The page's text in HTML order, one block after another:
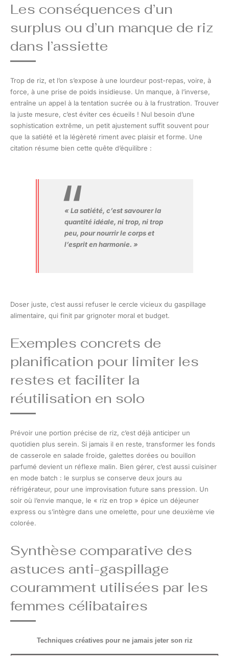
Les conséquences d’un
surplus ou d’un manque de riz
dans l’assiette
Trop de riz, et l’on s’expose à une lourdeur post-repas, voire, à
force, à une prise de poids insidieuse. Un manque, à l’inverse,
entraîne un appel à la tentation sucrée ou à la frustration. Trouver
la juste mesure, c’est éviter ces écueils ! Nul besoin d’une
sophistication extrême, un petit ajustement suffit souvent pour
que la satiété et la légèreté riment avec plaisir et forme. Une
citation résume bien cette quête d’équilibre :
« La satiété, c’est savourer la
quantité idéale, ni trop, ni trop
peu, pour nourrir le corps et
l’esprit en harmonie. »
Doser juste, c’est aussi refuser le cercle vicieux du gaspillage
alimentaire, qui finit par grignoter moral et budget.
Exemples concrets de
planification pour limiter les
restes et faciliter la
réutilisation en solo
Prévoir une portion précise de riz, c’est déjà anticiper un
quotidien plus serein. Si jamais il en reste, transformer les fonds
de casserole en salade froide, galettes dorées ou bouillon
parfumé devient un réflexe malin. Bien gérer, c’est aussi cuisiner
en mode batch : le surplus se conserve deux jours au
réfrigérateur, pour une improvisation future sans pression. Un
soir où l’envie manque, le « riz en trop » épice un déjeuner
express ou s’intègre dans une omelette, pour une deuxième vie
colorée.
Synthèse comparative des
astuces anti-gaspillage
couramment utilisées par les
femmes célibataires
Techniques créatives pour ne jamais jeter son riz